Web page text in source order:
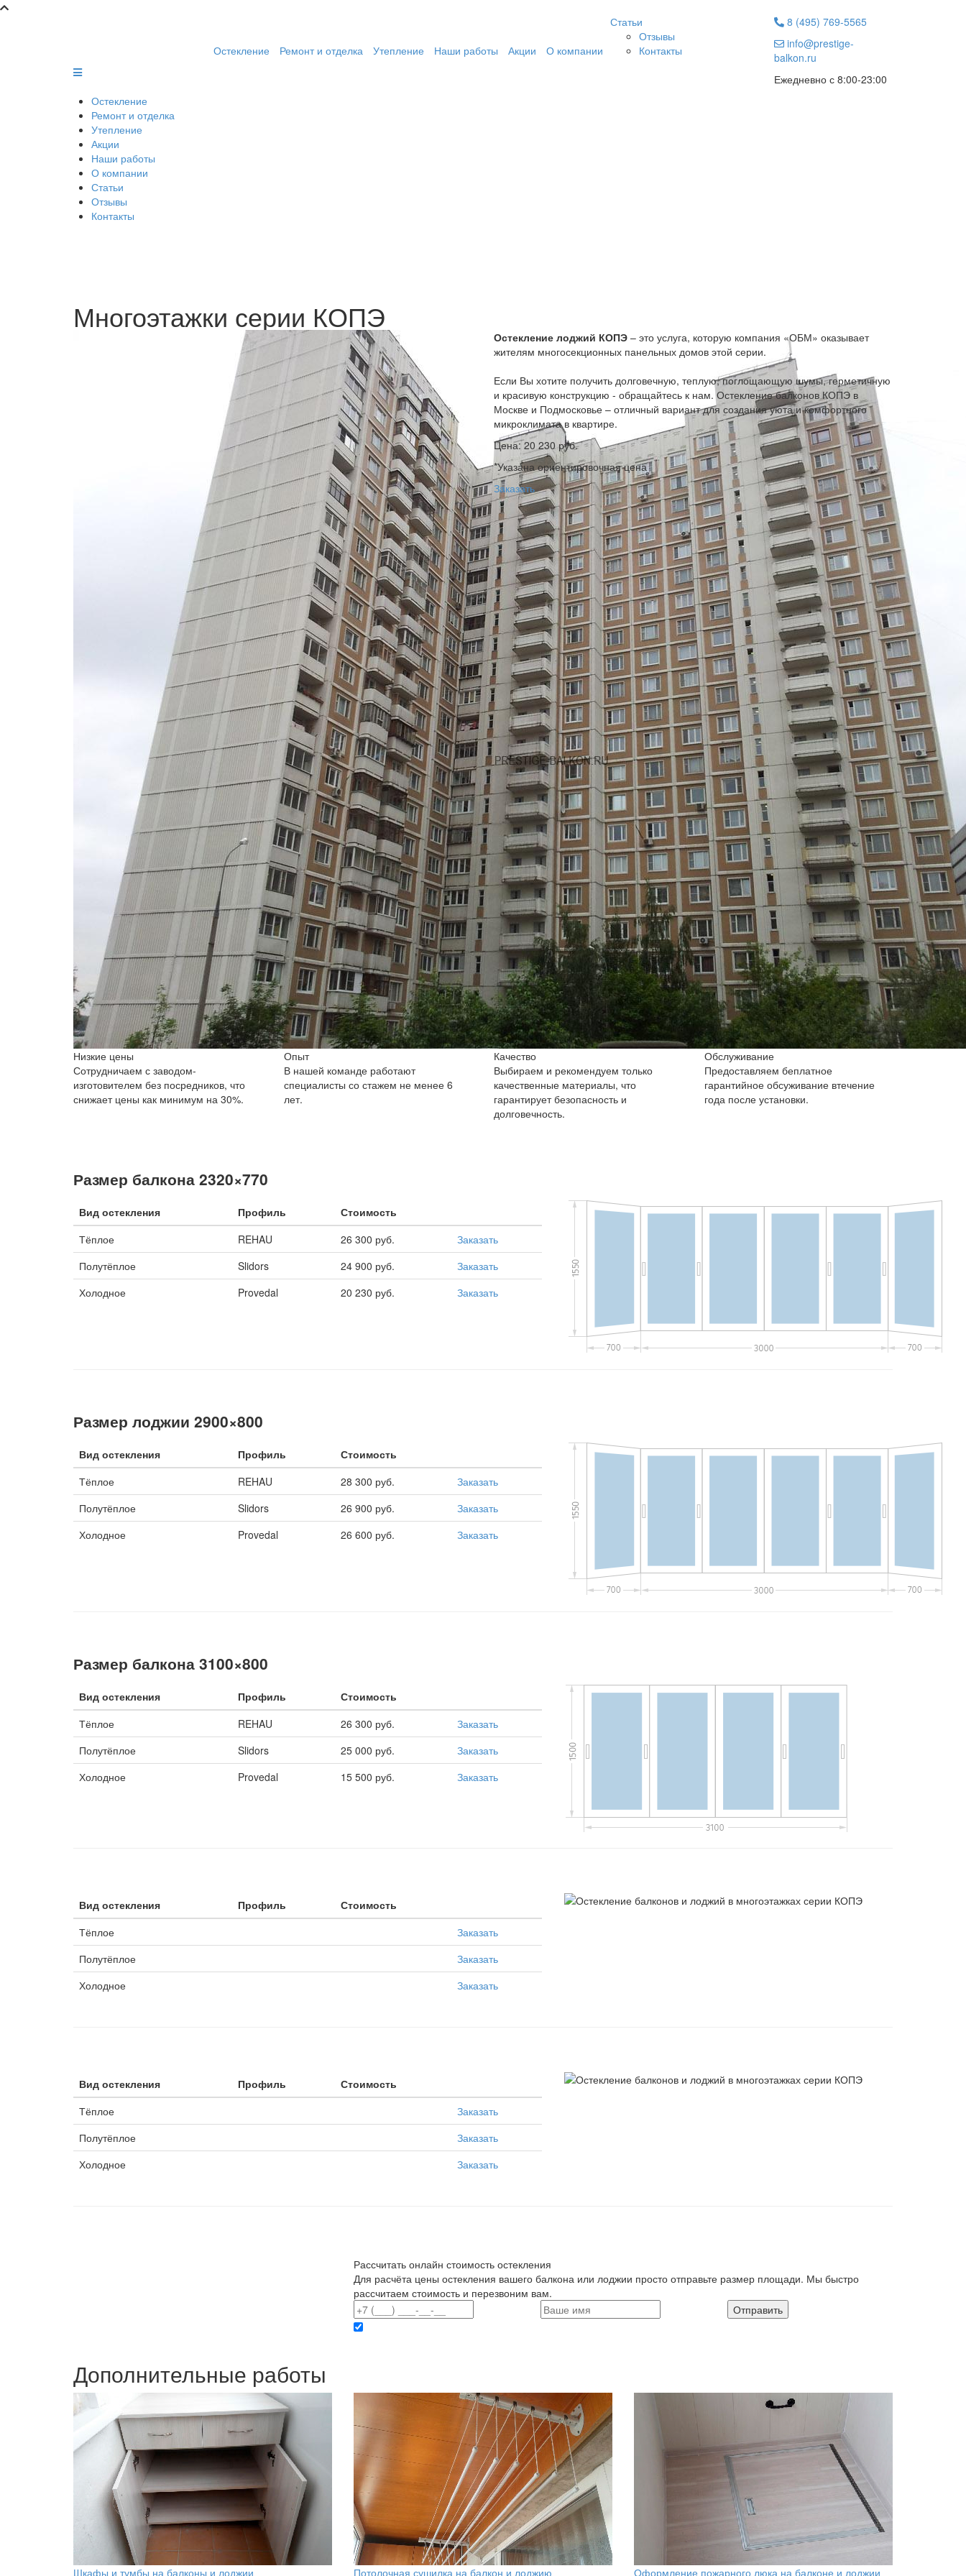
Остекление Ремонт и отделка Утепление Наши работы Акции О компании
Статьи
Отзывы
Контакты
8 (495) 769-5565
info@prestige-
balkon.ru
Ежедневно с 8:00-23:00
Остекление
Ремонт и отделка
Утепление
Акции
Наши работы
О компании
Статьи
Отзывы
Контакты
Многоэтажки серии КОПЭ
Остекление лоджий КОПЭ – это услуга, которую компания «ОБМ» оказывает
жителям многосекционных панельных домов этой серии.
Если Вы хотите получить долговечную, теплую, поглощающую шумы, герметичную
и красивую конструкцию - обращайтесь к нам. Остекление балконов КОПЭ в
Москве и Подмосковье – отличный вариант для создания уюта и комфортного
микроклимата в квартире.
Цена:20 230 руб.
*Указана ориентировочная цена
Заказать
Низкие цены
Сотрудничаем с заводом-
изготовителем без посредников, что
снижает цены как минимум на 30%.
Опыт
В нашей команде работают
специалисты со стажем не менее 6
лет.
Качество
Выбираем и рекомендуем только
качественные материалы, что
гарантирует безопасность и
долговечность.
Обслуживание
Предоставляем беплатное
гарантийное обсуживание втечение
года после установки.
Размер балкона 2320×770
Вид остекления Профиль
Стоимость
Тёплое
REHAU 26 300 руб.
Заказать
Полутёплое
Slidors 24 900 руб.
Заказать
Холодное
Provedal 20 230 руб. Заказать
Размер лоджии 2900×800
Вид остекления Профиль
Стоимость
Тёплое
REHAU 28 300 руб.
Заказать
Полутёплое
Slidors 26 900 руб.
Заказать
Холодное
Provedal 26 600 руб. Заказать
Размер балкона 3100×800
Вид остекления Профиль
Стоимость
Тёплое
REHAU 26 300 руб.
Заказать
Полутёплое
Slidors 25 000 руб.
Заказать
Холодное
Provedal 15 500 руб. Заказать
Вид остекления Профиль
Стоимость
Тёплое
Заказать
Полутёплое
Заказать
Холодное
Заказать
Вид остекления Профиль
Стоимость
Тёплое
Заказать
Полутёплое
Заказать
Холодное
Заказать
Рассчитать онлайн стоимость остекления
Для расчёта цены остекления вашего балкона или лоджии просто отправьте размер площади. Мы быстро
рассчитаем стоимость и перезвоним вам.
Дополнительные работы
Шкафы и тумбы на балконы и лоджии Потолочная сушилка на балкон и лоджию Оформление пожарного люка на балконе и лоджии